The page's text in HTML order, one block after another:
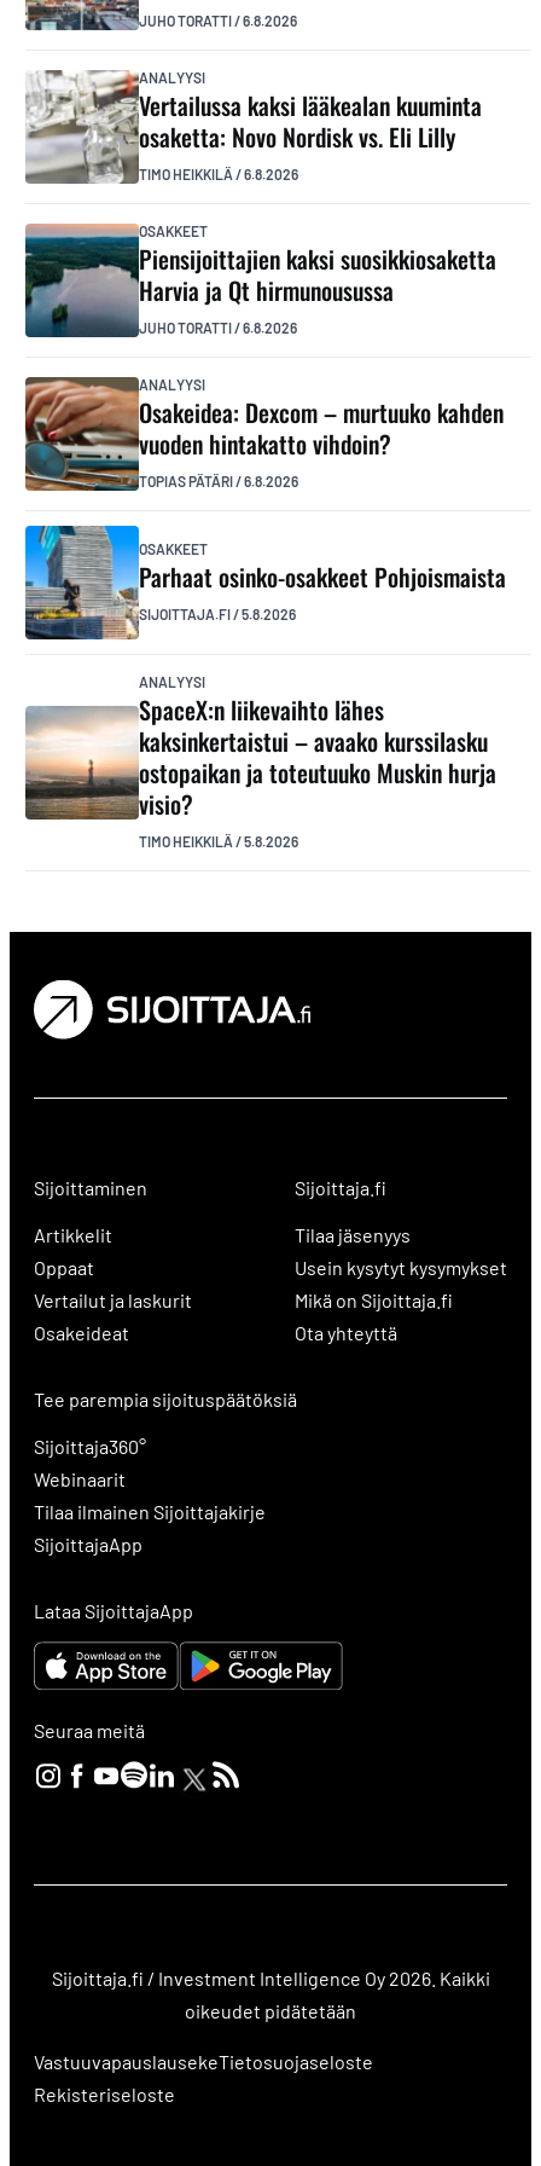
JUHO TORATTI/6.8.2026
ANALYYSI
Vertailussa kaksi lääkealan kuuminta
osaketta: Novo Nordisk vs. Eli Lilly
TIMO HEIKKILÄ /6.8.2026
OSAKKEET
Piensijoittajien kaksi suosikkiosaketta
Harvia ja Qt hirmunousussa
JUHO TORATTI/6.8.2026
ANALYYSI
Osakeidea: Dexcom – murtuuko kahden
vuoden hintakatto vihdoin?
TOPIAS PÄTÄRI/6.8.2026
OSAKKEET
Parhaat osinko-osakkeet Pohjoismaista
SIJOITTAJA.FI/5.8.2026
ANALYYSI
SpaceX:n liikevaihto lähes
kaksinkertaistui – avaako kurssilasku
ostopaikan ja toteutuuko Muskin hurja
visio?
TIMO HEIKKILÄ /5.8.2026
Sijoittaminen
Artikkelit
Oppaat
Vertailut ja laskurit
Osakeideat
Sijoittaja.fi
Tilaa jäsenyys
Usein kysytyt kysymykset
Mikä on Sijoittaja.fi
Ota yhteyttä
Tee parempia sijoituspäätöksiä
Sijoittaja360°
Webinaarit
Tilaa ilmainen Sijoittajakirje
SijoittajaApp
Lataa SijoittajaApp
Seuraa meitä
Sijoittaja.fi / Investment Intelligence Oy 2026. Kaikki
oikeudet pidätetään
VastuuvapauslausekeTietosuojaseloste
Rekisteriseloste